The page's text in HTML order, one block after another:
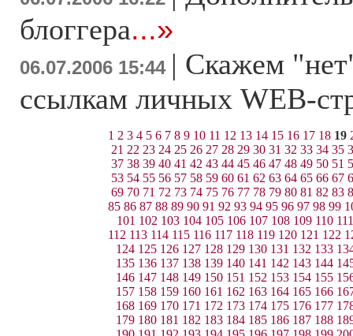
блоггера...»
06.07.2006 15:44 | Скажем
ссылкам личных WEB-
1 2 3 4 5 6 7 8 9 10 11 12 13 14 15 16 17 18 19
21 22 23 24 25 26 27 28 29 30 31 32 33 34 35
37 38 39 40 41 42 43 44 45 46 47 48 49 50 51
53 54 55 56 57 58 59 60 61 62 63 64 65 66 67
69 70 71 72 73 74 75 76 77 78 79 80 81 82 83
85 86 87 88 89 90 91 92 93 94 95 96 97 98 99
101 102 103 104 105 106 107 108 109 110 111
112 113 114 115 116 117 118 119 120 121 122
124 125 126 127 128 129 130 131 132 133
135 136 137 138 139 140 141 142 143 144
146 147 148 149 150 151 152 153 154 155
157 158 159 160 161 162 163 164 165 166
168 169 170 171 172 173 174 175 176 177
179 180 181 182 183 184 185 186 187 188